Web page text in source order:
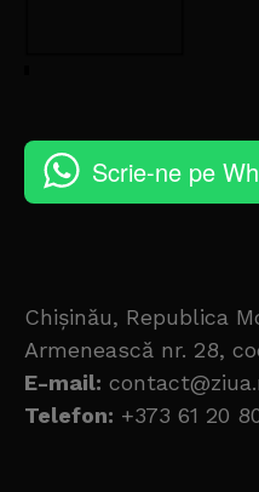
Scrie-ne pe
Chișinău, Republica
Armenească nr. 28,
E-mail:
Telefon: +373 61 20